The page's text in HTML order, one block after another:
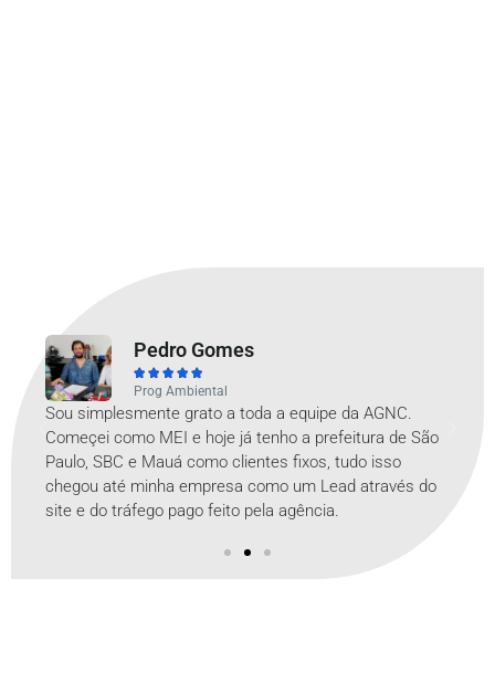
Pedro Gomes
    
Prog Ambiental
Sou simplesmente grato a toda a equipe da AGNC.
Começei como MEI e hoje já tenho a prefeitura de São
Paulo, SBC e Mauá como clientes fixos, tudo isso
chegou até minha empresa como um Lead através do
site e do tráfego pago feito pela agência.